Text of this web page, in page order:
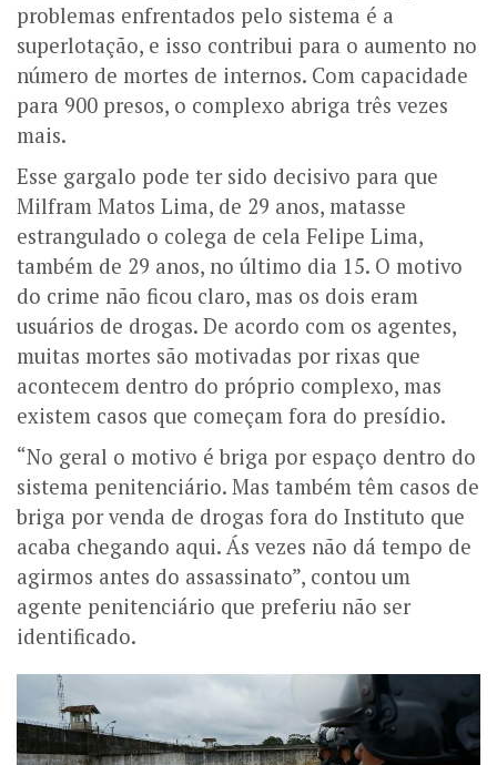
problemas enfrentados pelo sistema é a
superlotação, e isso contribui para o aumento no
número de mortes de internos. Com capacidade
para 900 presos, o complexo abriga três vezes
mais.
Esse gargalo pode ter sido decisivo para que
Milfram Matos Lima, de 29 anos, matasse
estrangulado o colega de cela Felipe Lima,
também de 29 anos, no último dia 15. O motivo
do crime não ficou claro, mas os dois eram
usuários de drogas. De acordo com os agentes,
muitas mortes são motivadas por rixas que
acontecem dentro do próprio complexo, mas
existem casos que começam fora do presídio.
“No geral o motivo é briga por espaço dentro do
sistema penitenciário. Mas também têm casos de
briga por venda de drogas fora do Instituto que
acaba chegando aqui. Ás vezes não dá tempo de
agirmos antes do assassinato”, contou um
agente penitenciário que preferiu não ser
identificado.